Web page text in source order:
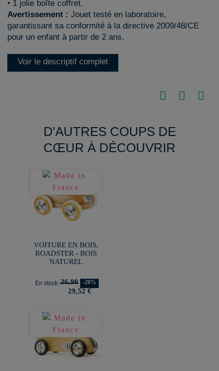
• 1 jolie boîte coffret.
Avertissement : Jouet testé en laboratoire,
garantissant sa conformité à la directive 2009/48/CE
pour un enfant à partir de 2 ans.
Voir le descriptif complet
D'AUTRES COUPS DE
CŒUR À DÉCOUVRIR
VOITURE EN BOIS,
ROADSTER - BOIS
NATUREL
En stock 36,90 -20%
29,52 €